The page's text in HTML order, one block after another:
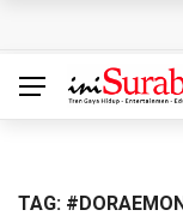
Berlari Sambil
TAG: